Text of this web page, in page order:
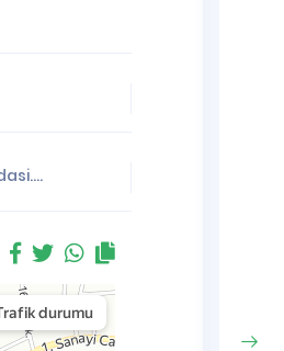
www.osmaniyeeczaciodasi.org.tr